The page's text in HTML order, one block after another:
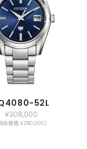
52L
￥308,000
抜価格 ￥280,000)